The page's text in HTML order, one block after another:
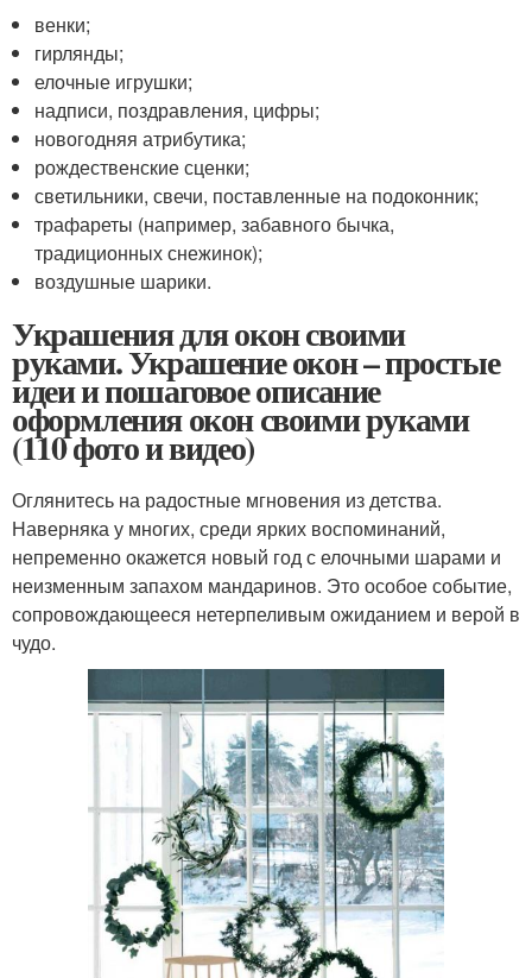
венки;
гирлянды;
елочные игрушки;
надписи, поздравления, цифры;
новогодняя атрибутика;
рождественские сценки;
светильники, свечи, поставленные на подоконник;
трафареты (например, забавного бычка,
традиционных снежинок);
воздушные шарики.
Украшения для окон своими
руками. Украшение окон – простые
идеи и пошаговое описание
оформления окон своими руками
(110 фото и видео)
Оглянитесь на радостные мгновения из детства.
Наверняка у многих, среди ярких воспоминаний,
непременно окажется новый год с елочными шарами и
неизменным запахом мандаринов. Это особое событие,
сопровождающееся нетерпеливым ожиданием и верой в
чудо.